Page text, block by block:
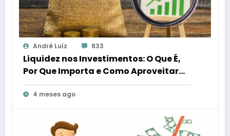
André Luíz 833
Liquidez nos Investimentos: O Que É,
Por Que Importa e Como Aproveitar
Melhor
4 meses ago